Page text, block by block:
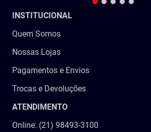
INSTITUCIONAL
Quem Somos
Nossas Lojas
Pagamentos e Envios
Trocas e Devoluções
ATENDIMENTO
Online: (21) 98493-3100